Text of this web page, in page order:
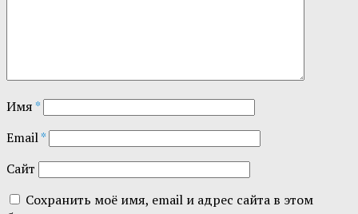
Имя*
Email*
Сайт
Сохранить моё имя, email и адрес сайта в этом